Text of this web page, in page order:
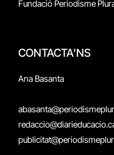
Fundació Periodisme
CONTACTA'NS
Ana Basanta